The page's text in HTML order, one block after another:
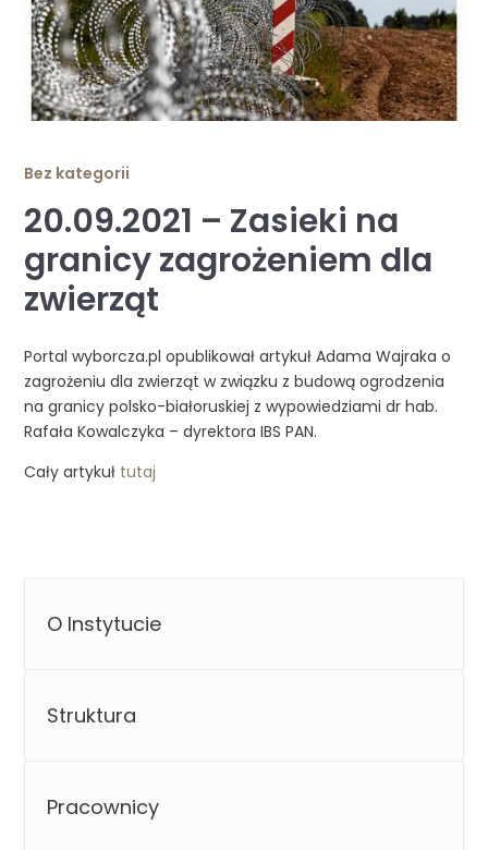
Bez kategorii
20.09.2021 – Zasieki na
granicy zagrożeniem dla
zwierząt
Portal wyborcza.pl opublikował artykuł Adama Wajraka o
zagrożeniu dla zwierząt w związku z budową ogrodzenia
na granicy polsko-białoruskiej z wypowiedziami dr hab.
Rafała Kowalczyka – dyrektora IBS PAN.
Cały artykuł tutaj
O Instytucie
Struktura
Pracownicy